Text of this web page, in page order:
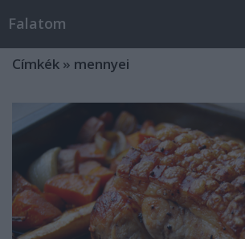
Falatom
Címkék » mennyei